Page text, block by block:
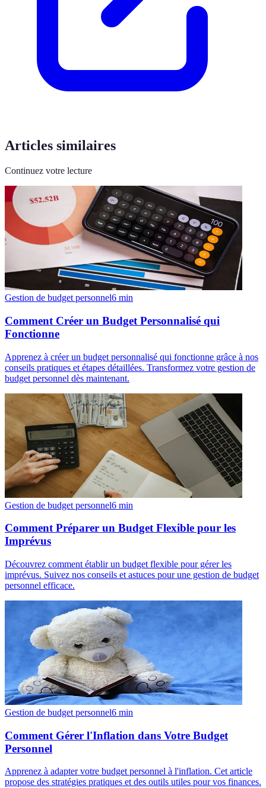
Articles similaires
Continuez votre lecture
Gestion de budget personnel6 min
Comment Créer un Budget Personnalisé qui
Fonctionne
Apprenez à créer un budget personnalisé qui fonctionne grâce à nos
conseils pratiques et étapes détaillées. Transformez votre gestion de
budget personnel dès maintenant.
Gestion de budget personnel6 min
Comment Préparer un Budget Flexible pour les
Imprévus
Découvrez comment établir un budget flexible pour gérer les
imprévus. Suivez nos conseils et astuces pour une gestion de budget
personnel efficace.
Gestion de budget personnel6 min
Comment Gérer l'Inflation dans Votre Budget
Personnel
Apprenez à adapter votre budget personnel à l'inflation. Cet article
propose des stratégies pratiques et des outils utiles pour vos finances.